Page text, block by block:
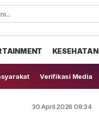
KESEHATAN
Verifikasi Media
30 April 2026 08:34